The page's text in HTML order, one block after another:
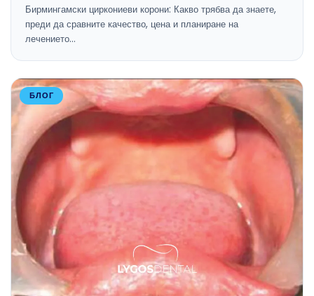
Бирмингамски циркониеви корони: Какво трябва да знаете,
преди да сравните качество, цена и планиране на
лечението…
БЛОГ